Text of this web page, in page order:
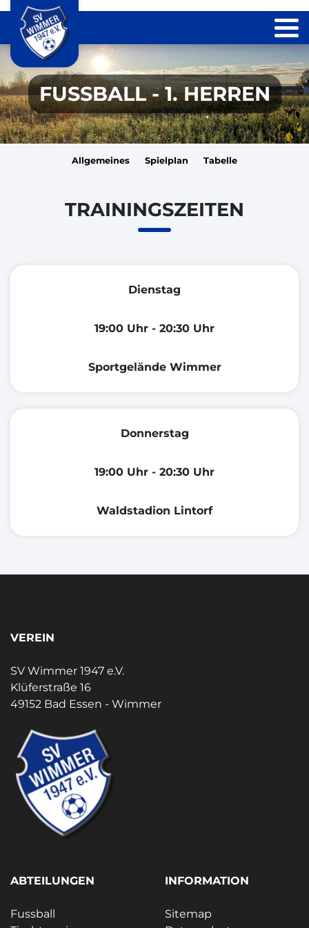
FUSSBALL - 1. HERREN
Allgemeines Spielplan Tabelle
TRAININGSZEITEN
Dienstag
19:00 Uhr - 20:30 Uhr
Sportgelände Wimmer
Donnerstag
19:00 Uhr - 20:30 Uhr
Waldstadion Lintorf
VEREIN
SV Wimmer 1947 e.V.
Klüferstraße 16
49152 Bad Essen - Wimmer
ABTEILUNGEN
Fussball
INFORMATION
Sitemap